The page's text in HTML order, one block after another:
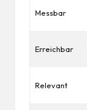
Messbar
Erreichbar
Relevant